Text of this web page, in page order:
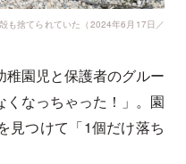
も捨てられていた（2024年6月17日／
園児と保護者のグルー
なっちゃった！」。園
見つけて「1個だけ落ち